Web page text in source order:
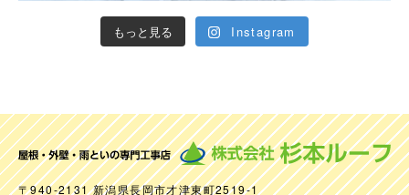
もっと見る Instagram
〒940-2131 新潟県長岡市才津東町2519-1